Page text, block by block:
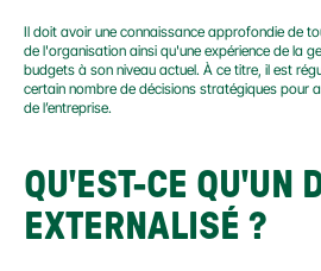
Il doit avoir une connaissance approfondie de
de l'organisation ainsi qu'une expérience de la
budgets à son niveau actuel. À ce titre, il est
certain nombre de décisions stratégiques pour
de l’entreprise.
QU'EST-CE QU'UN
EXTERNALISÉ ?